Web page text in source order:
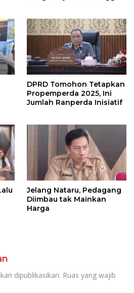
DPRD Tomohon Tetapkan
Propemperda 2025, Ini
Jumlah Ranperda Inisiatif
Jelang Nataru, Pedagang
Diimbau tak Mainkan
Harga
dipublikasikan. Ruas yang wajib